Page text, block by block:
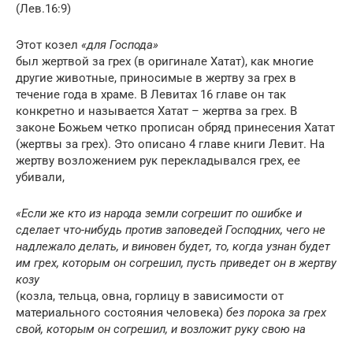
(Лев.16:9)
Этот козел «для Господа»
был жертвой за грех (в оригинале Хатат), как многие
другие животные, приносимые в жертву за грех в
течение года в храме. В Левитах 16 главе он так
конкретно и называется Хатат – жертва за грех. В
законе Божьем четко прописан обряд принесения Хатат
(жертвы за грех). Это описано 4 главе книги Левит. На
жертву возложением рук перекладывался грех, ее
убивали,
«Если же кто из народа земли согрешит по ошибке и
сделает что-нибудь против заповедей Господних, чего не
надлежало делать, и виновен будет, то, когда узнан будет
им грех, которым он согрешил, пусть приведет он в жертву
козу
(козла, тельца, овна, горлицу в зависимости от
материального состояния человека) без порока за грех
свой, которым он согрешил, и возложит руку свою на